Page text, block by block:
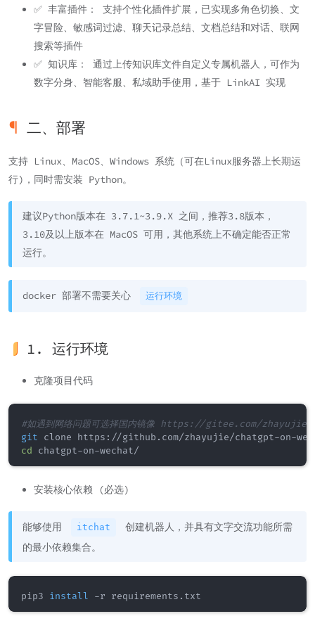
✅ 丰富插件： 支持个性化插件扩展，已实现多角色切换、文
字冒险、敏感词过滤、聊天记录总结、文档总结和对话、联网
搜索等插件
✅ 知识库： 通过上传知识库文件自定义专属机器人，可作为
数字分身、智能客服、私域助手使用，基于 LinkAI 实现
二、部署
支持 Linux、MacOS、Windows 系统（可在Linux服务器上长期运
行)，同时需安装 Python。
建议Python版本在 3.7.1~3.9.X 之间，推荐3.8版本，
3.10及以上版本在 MacOS 可用，其他系统上不确定能否正常
运行。
docker 部署不需要关心 运行环境
1. 运行环境
克隆项目代码
#如遇到网络问题可选择国内镜像 https://gitee.com/
git
cd
安装核心依赖 (必选)
能够使用 itchat
创建机器人，并具有文字交流功能所需
的最小依赖集合。
pip3 install